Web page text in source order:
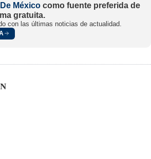
México como fuente preferida de
gratuita.
con las últimas noticias de actualidad.